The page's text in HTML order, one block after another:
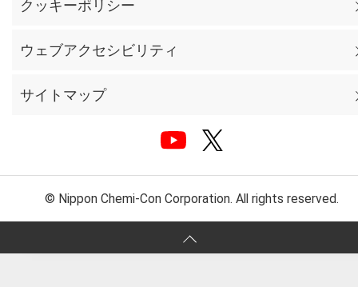
クッキーポリシー
ウェブアクセシビリティ
サイトマップ
© Nippon Chemi-Con Corporation. All rights reserved.